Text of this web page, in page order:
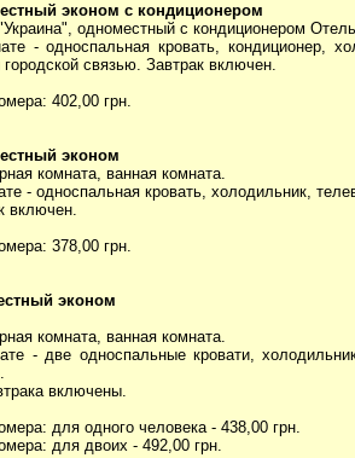
эконом с кондиционером
одноместный с кондиционером
- односпальная кровать, кондиционер,
связью. Завтрак включен.
402,00 грн.
эконом
комната, ванная комната.
- односпальная кровать, холодильник,
включен.
378,00 грн.
эконом
комната, ванная комната.
- две односпальные кровати,
включены.
для одного человека - 438,00 грн.
для двоих - 492,00 грн.